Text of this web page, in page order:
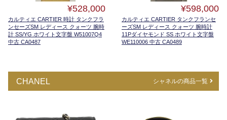
¥528,000
カルティエ CARTIER 時計 タンクフラ
ンセーズSM レディース クォーツ 腕時
計 SS/YG ホワイト文字盤 W51007Q4
中古 CA0487
¥598,000
カルティエ CARTIER タンクフランセ
ーズSM レディース クォーツ 腕時計
11Pダイヤモンド SS ホワイト文字盤
WE110006 中古 CA0489
CHANEL シャネルの商品一覧